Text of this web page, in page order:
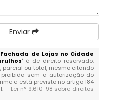
Enviar
Fachada de Lojas no Cidade
" é de direito reservado.
parcial ou total, mesmo citando
proibida sem a autorização do
e está previsto no artigo 184
– Lei n° 9.610-98 sobre direitos